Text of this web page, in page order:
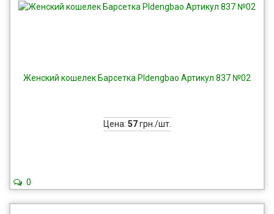
Женский кошелек Барсетка Pldengbao Артикул 837 №02
Цена: 57грн./шт.
0